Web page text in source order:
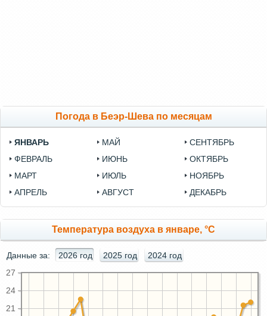
Погода в Беэр-Шева по месяцам
ЯНВАРЬ
ФЕВРАЛЬ
МАРТ
АПРЕЛЬ
МАЙ
ИЮНЬ
ИЮЛЬ
АВГУСТ
СЕНТЯБРЬ
ОКТЯБРЬ
НОЯБРЬ
ДЕКАБРЬ
Температура воздуха в январе, °C
Данные за: 2026 год 2025 год 2024 год
21
24
27